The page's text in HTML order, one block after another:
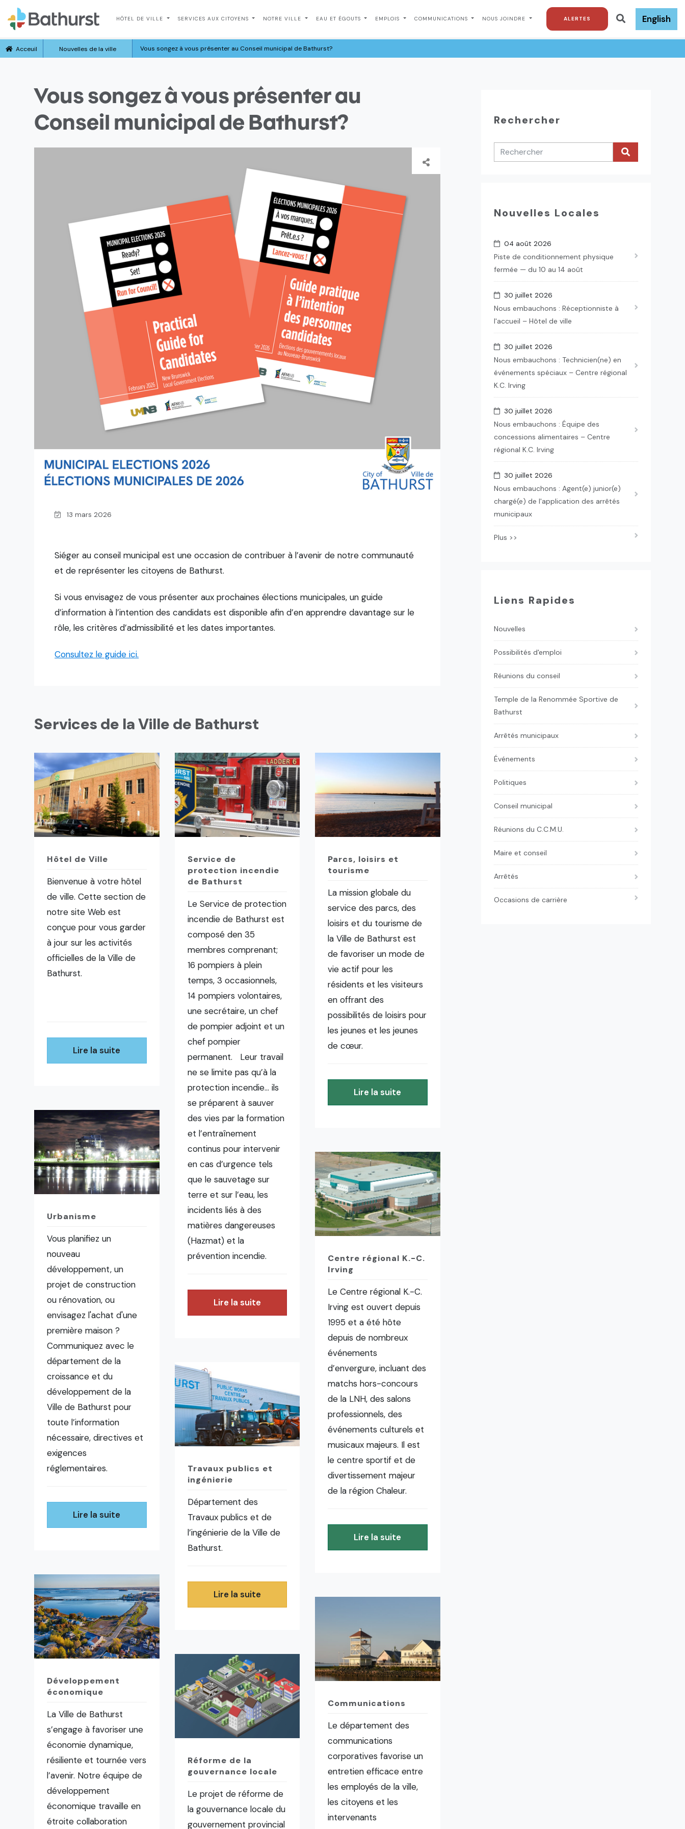
HÔTEL DE VILLE SERVICES AUX CITOYENS NOTRE VILLE EAU ET ÉGOUTS EMPLOIS COMMUNICATIONS NOUS JOINDRE ALERTES English
Acceuil Nouvelles de la ville Vous songez à vous présenter au Conseil municipal de Bathurst?
Vous songez à vous présenter au
Conseil municipal de Bathurst?
13 mars 2026
Siéger au conseil municipal est une occasion de contribuer à l’avenir de notre communauté
et de représenter les citoyens de Bathurst.
Si vous envisagez de vous présenter aux prochaines élections municipales, un guide
d’information à l’intention des candidats est disponible afin d’en apprendre davantage sur le
rôle, les critères d’admissibilité et les dates importantes.
Consultez le guide ici.
Services de la Ville de Bathurst
Hôtel de Ville
Bienvenue à votre hôtel
de ville. Cette section de
notre site Web est
conçue pour vous garder
à jour sur les activités
officielles de la Ville de
Bathurst.
Lire la suite
Urbanisme
Vous planifiez un
nouveau
développement, un
projet de construction
ou rénovation, ou
envisagez l'achat d'une
première maison ?
Communiquez avec le
département de la
croissance et du
développement de la
Ville de Bathurst pour
toute l’information
nécessaire, directives et
exigences
réglementaires.
Lire la suite
Développement
économique
La Ville de Bathurst
s’engage à favoriser une
économie dynamique,
résiliente et tournée vers
l’avenir. Notre équipe de
développement
économique travaille en
étroite collaboration
Service de
protection incendie
de Bathurst
Le Service de protection
incendie de Bathurst est
composé den 35
membres comprenant;
16 pompiers à plein
temps, 3 occasionnels,
14 pompiers volontaires,
une secrétaire, un chef
de pompier adjoint et un
chef pompier
permanent. Leur travail
ne se limite pas qu’à la
protection incendie… ils
se préparent à sauver
des vies par la formation
et l’entraînement
continus pour intervenir
en cas d’urgence tels
que le sauvetage sur
terre et sur l’eau, les
incidents liés à des
matières dangereuses
(Hazmat) et la
prévention incendie.
Lire la suite
Travaux publics et
ingénierie
Département des
Travaux publics et de
l’ingénierie de la Ville de
Bathurst.
Lire la suite
Réforme de la
gouvernance locale
Le projet de réforme de
la gouvernance locale du
gouvernement provincial
Parcs, loisirs et
tourisme
La mission globale du
service des parcs, des
loisirs et du tourisme de
la Ville de Bathurst est
de favoriser un mode de
vie actif pour les
résidents et les visiteurs
en offrant des
possibilités de loisirs pour
les jeunes et les jeunes
de cœur.
Lire la suite
Centre régional K.-C.
Irving
Le Centre régional K.-C.
Irving est ouvert depuis
1995 et a été hôte
depuis de nombreux
événements
d’envergure, incluant des
matchs hors-concours
de la LNH, des salons
professionnels, des
événements culturels et
musicaux majeurs. Il est
le centre sportif et de
divertissement majeur
de la région Chaleur.
Lire la suite
Communications
Le département des
communications
corporatives favorise un
entretien efficace entre
les employés de la ville,
les citoyens et les
intervenants
Rechercher
Nouvelles Locales
04 août 2026
Piste de conditionnement physique
fermée — du 10 au 14 août
30 juillet 2026
Nous embauchons : Réceptionniste à
l'accueil – Hôtel de ville
30 juillet 2026
Nous embauchons : Technicien(ne) en
événements spéciaux – Centre régional
K.C. Irving
30 juillet 2026
Nous embauchons : Équipe des
concessions alimentaires – Centre
régional K.C. Irving
30 juillet 2026
Nous embauchons : Agent(e) junior(e)
chargé(e) de l'application des arrêtés
municipaux
Plus >>
Liens Rapides
Nouvelles
Possibilités d'emploi
Réunions du conseil
Temple de la Renommée Sportive de
Bathurst
Arrêtés municipaux
Événements
Politiques
Conseil municipal
Réunions du C.C.M.U.
Maire et conseil
Arrêtés
Occasions de carrière